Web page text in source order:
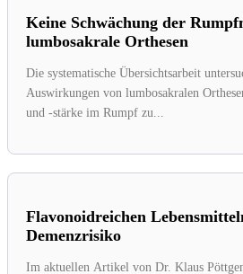
Keine Schwächung der
lumbosakrale Orthesen
Die systematische Übersichtsarbeit
Auswirkungen von lumbosakralen
und -stärke im Rumpf zu...
Flavonoidreichen
Demenzrisiko
Im aktuellen Artikel von Dr. Klaus